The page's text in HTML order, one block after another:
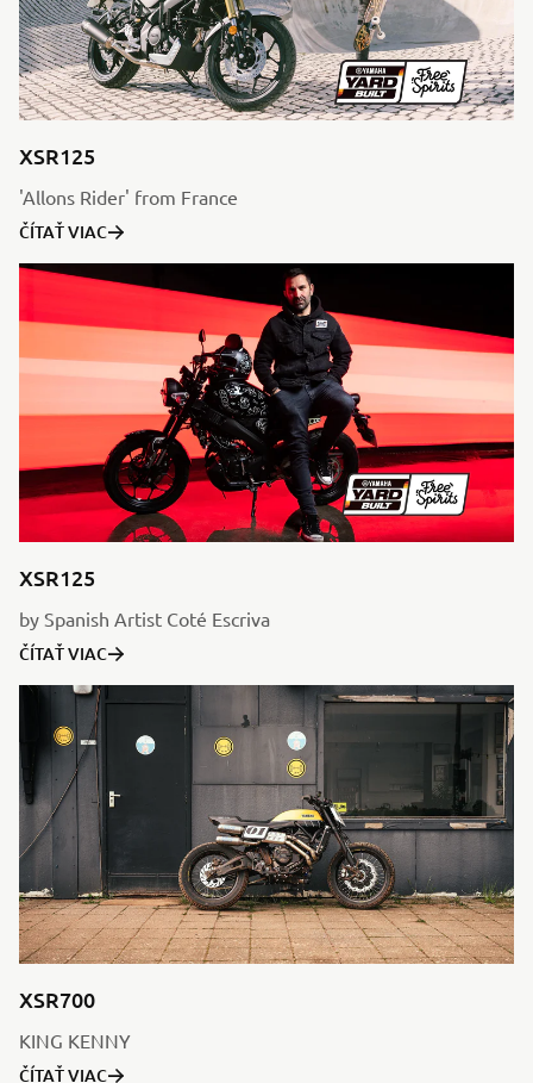
XSR125
'Allons Rider' from France
ČÍTAŤ VIAC
XSR125
by Spanish Artist Coté Escriva
ČÍTAŤ VIAC
XSR700
KING KENNY
ČÍTAŤ VIAC